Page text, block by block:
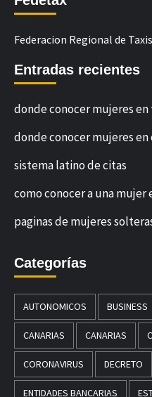
Federacion Regional de Taxis
Entradas recientes
donde conocer mujeres en
donde conocer mujeres en
sistema latino de citas
como conocer a una mujer
paginas de mujeres
Categorías
AUTONOMICOS BUSINESS
CANARIAS CANARIAS
CORONAVIRUS DECRETO
ENTIDADES BANCARIAS